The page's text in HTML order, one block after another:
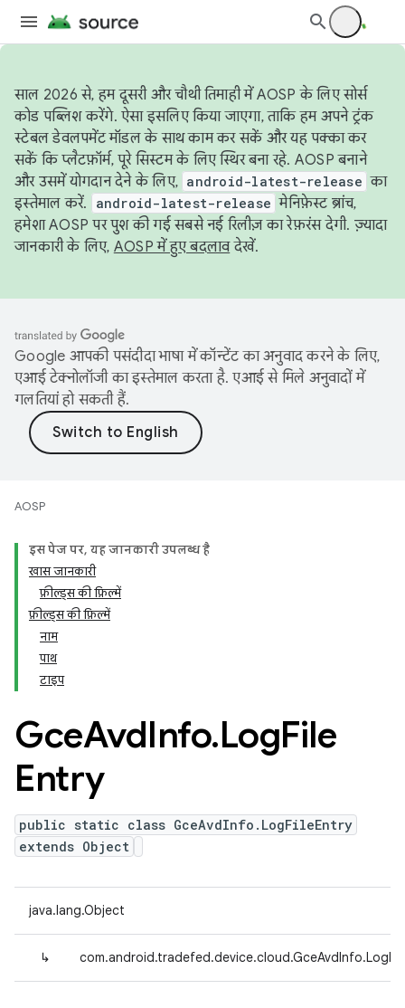
साल 2026 से, हम दूसरी और चौथी तिमाही में AOSP के लिए सोर्स
कोड पब्लिश करेंगे. ऐसा इसलिए किया जाएगा, ताकि हम अपने ट्रंक
स्टेबल डेवलपमेंट मॉडल के साथ काम कर सकें और यह पक्का कर
सकें कि प्लैटफ़ॉर्म, पूरे सिस्टम के लिए स्थिर बना रहे. AOSP बनाने
और उसमें योगदान देने के लिए, android-latest-release का
इस्तेमाल करें.
android-latest-release मेनिफ़ेस्ट ब्रांच,
हमेशा AOSP पर पुश की गई सबसे नई रिलीज़ का रेफ़रंस देगी. ज़्यादा
जानकारी के लिए, AOSP में हुए बदलावदेखें.
Google आपकी पसंदीदा भाषा में कॉन्टेंट का अनुवाद करने के लिए,
एआई टेक्नोलॉजी का इस्तेमाल करता है. एआई से मिले अनुवादों में
गलतियां हो सकती हैं.
AOSP
इस पेज पर, यह जानकारी उपलब्ध है
खास जानकारी
फ़ील्ड्स की फ़िल्में
फ़ील्ड्स की फ़िल्में
नाम
पाथ
टाइप
GceAvdInfo.LogFile
Entry
public static class GceAvdInfo.LogFileEntry
extends Object
java.lang.Object
↳